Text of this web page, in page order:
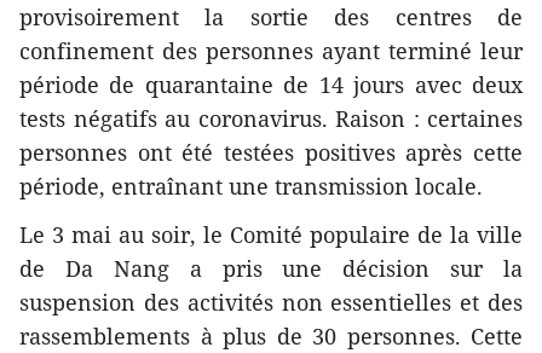
provisoirement la sortie des centres de
confinement des personnes ayant terminé leur
période de quarantaine de 14 jours avec deux
tests négatifs au coronavirus. Raison : certaines
personnes ont été testées positives après cette
période, entraînant une transmission locale.
Le 3 mai au soir, le Comité populaire de la ville
de Da Nang a pris une décision sur la
suspension des activités non essentielles et des
rassemblements à plus de 30 personnes. Cette